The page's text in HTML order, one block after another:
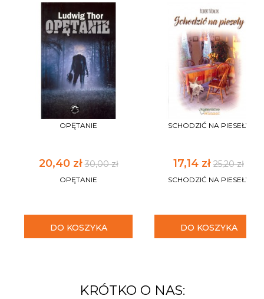
OPĘTANIE
20,40 zł30,00 zł
OPĘTANIE
DO KOSZYKA
SCHODZIĆ NA PIESEŁY
17,14 zł 25,20 zł
SCHODZIĆ NA PIESEŁY
DO KOSZYKA
KRÓTKO O NAS: